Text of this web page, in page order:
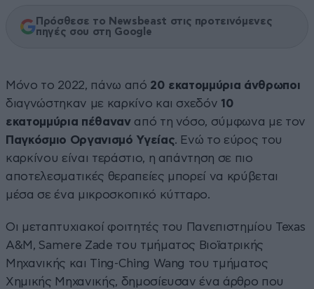
Πρόσθεσε το Newsbeast στις προτεινόμενες
πηγές σου στη Google
Μόνο το 2022, πάνω από 20 εκατομμύρια άνθρωποι
διαγνώστηκαν με καρκίνο και σχεδόν 10
εκατομμύρια πέθαναναπό τη νόσο, σύμφωνα με τον
Παγκόσμιο Οργανισμό Υγείας. Ενώ το εύρος του
καρκίνου είναι τεράστιο, η απάντηση σε πιο
αποτελεσματικές θεραπείες μπορεί να κρύβεται
μέσα σε ένα μικροσκοπικό κύτταρο.
Οι μεταπτυχιακοί φοιτητές του Πανεπιστημίου Texas
A&M, Samere Zade του τμήματος Βιοϊατρικής
Μηχανικής και Ting-Ching Wang του τμήματος
Χημικής Μηχανικής, δημοσίευσαν ένα άρθρο που